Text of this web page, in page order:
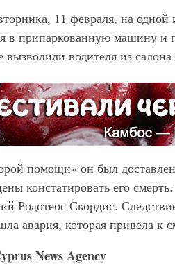
11 февраля, на одной
в припаркованную машину и
вызволили водителя из
помощи» он был
констатировать его
Родотеос Скордис.
авария, которая привела к
NewsAgency